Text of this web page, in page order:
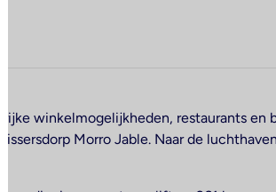
winkelmogelijkheden, restaurants
Morro Jable. Naar de